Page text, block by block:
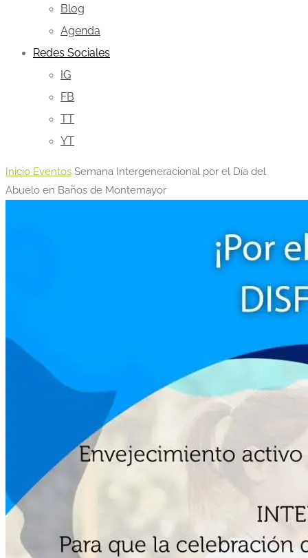
Blog
Agenda
Redes Sociales
IG
FB
TT
YT
Inicio Eventos Semana Intergeneracional por el Día del
Abuelo en Baños de Montemayor